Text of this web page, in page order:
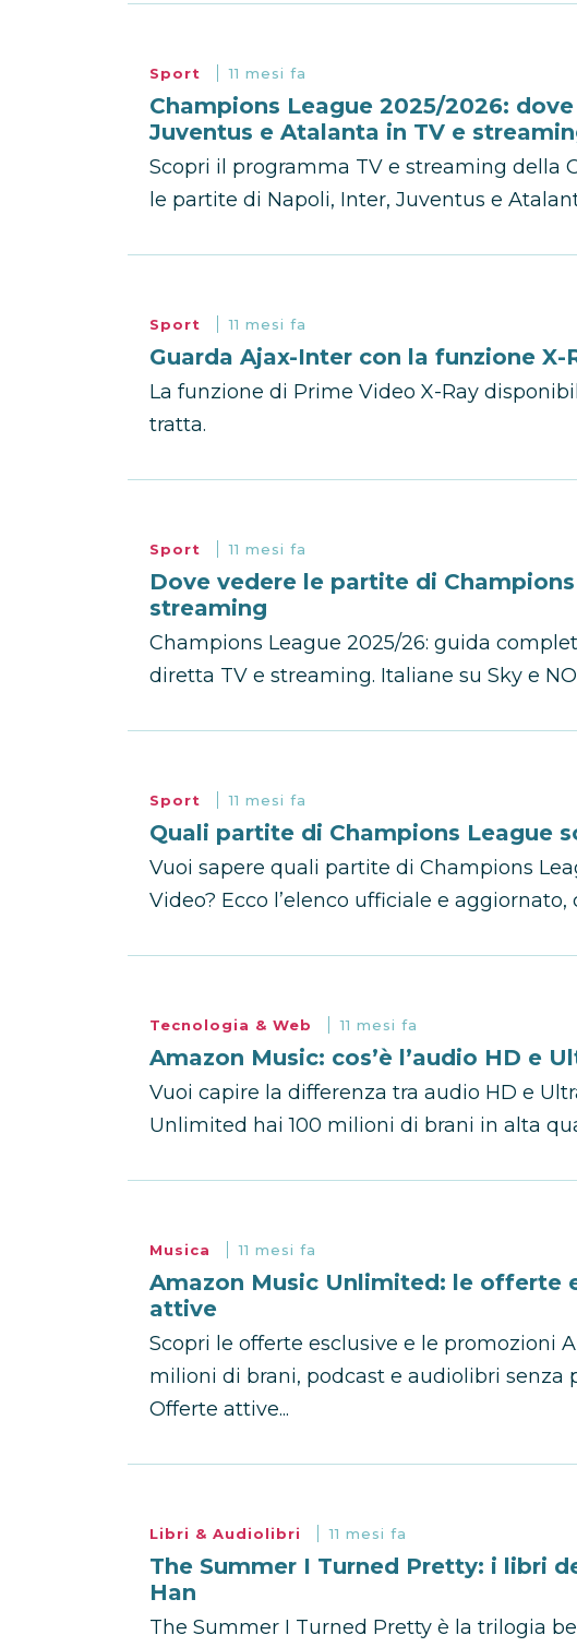
Sport 11 mesi fa
Champions League 2025/2026:
Juventus e Atalanta in TV e
Scopri il programma TV e streaming della
le partite di Napoli, Inter, Juventus e
Sport 11 mesi fa
Guarda Ajax-Inter con la funzione X-
La funzione di Prime Video X-Ray
tratta.
Sport 11 mesi fa
Dove vedere le partite di
streaming
Champions League 2025/26: guida
diretta TV e streaming. Italiane su Sky e
Sport 11 mesi fa
Quali partite di Champions League
Vuoi sapere quali partite di Champions
Video? Ecco l’elenco ufficiale e
Tecnologia & Web 11 mesi fa
Amazon Music: cos’è l’audio HD e
Vuoi capire la differenza tra audio HD e
Unlimited hai 100 milioni di brani in alta
Musica 11 mesi fa
Amazon Music Unlimited: le offerte
attive
Scopri le offerte esclusive e le promozioni
milioni di brani, podcast e audiolibri senza
Offerte attive...
Libri & Audiolibri 11 mesi fa
The Summer I Turned Pretty: i libri
Han
The Summer I Turned Pretty è la trilogia